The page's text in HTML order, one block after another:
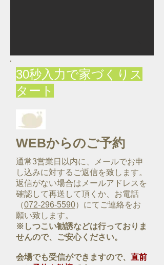
30秒入力で家づくりス
タート
WEBからのご予約
通常3営業日以内に、メールでお申
し込みに対するご返信を致します。
返信がない場合はメールアドレスを
確認して再送して頂くか、お電話
（072-296-5590）にてご連絡をお
願い致します。
※しつこい勧誘などは行っておりま
せんので、ご安心ください。
会場でも受信ができますので、 直前